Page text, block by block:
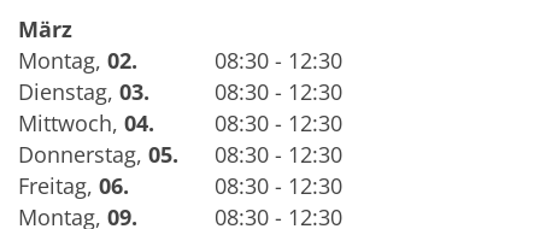
März
Montag, 02.
08:30 - 12:30
Dienstag, 03.
08:30 - 12:30
Mittwoch, 04.
08:30 - 12:30
Donnerstag, 05.
08:30 - 12:30
Freitag, 06.
08:30 - 12:30
Montag, 09.
08:30 - 12:30